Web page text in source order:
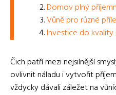
Domov plný
Vůně pro různé
Investice do
Čich patří mezi nejsilnější
ovlivnit náladu i vytvořit
vždycky dávali záležet na